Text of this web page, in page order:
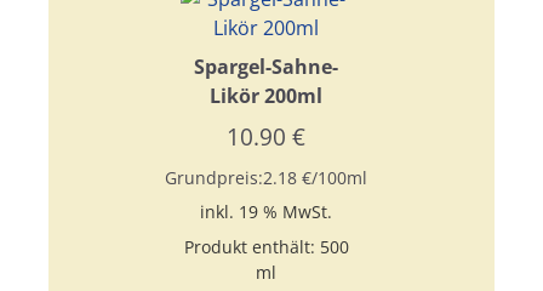
Spargel-Sahne-
Likör 200ml
10.90€
Grundpreis:2.18€/100ml
inkl. 19 % MwSt.
Produkt enthält: 500
ml